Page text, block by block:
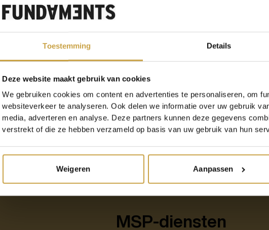
Toestemming Details
Deze website maakt gebruik van cookies
We gebruiken cookies om content en advertenties te personaliseren, om
websiteverkeer te analyseren. Ook delen we informatie over uw gebruik
media, adverteren en analyse. Deze partners kunnen deze gegevens
verstrekt of die ze hebben verzameld op basis van uw gebruik van hun
Weigeren Aanpassen
Deze zijn makkelijk toegankelijk vanaf elke locatie,
Cloud-services
Optimaal de beste Cloud-services benutten? Dan is
diensten te vinden, is het belangrijk een provider te
door de prijs, betrouwbaarheid, flexibiliteit,
u vertrouwd het beheer van de Cloud uit handen.
van cloud computing in uw bedrijfsprocessen.
MSP-diensten